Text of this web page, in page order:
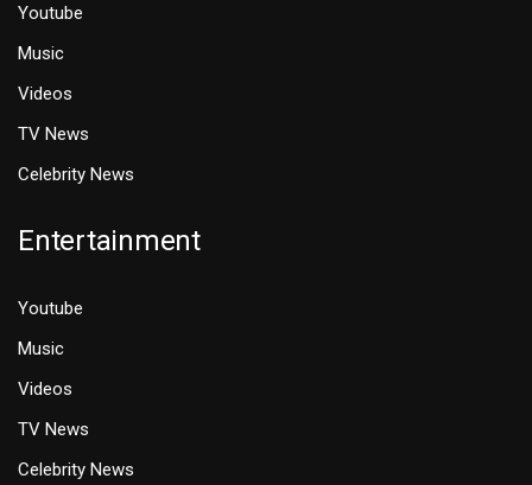
Youtube
Music
Videos
TV News
Celebrity News
Entertainment
Youtube
Music
Videos
TV News
Celebrity News